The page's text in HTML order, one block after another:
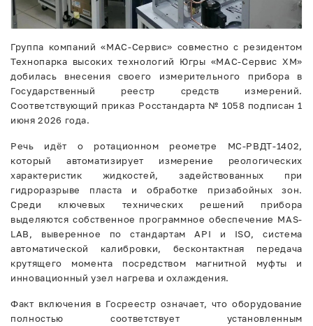
Группа компаний «МАС-Сервис» совместно с резидентом
Технопарка высоких технологий Югры «МАС-Сервис ХМ»
добилась внесения своего измерительного прибора в
Государственный реестр средств измерений.
Соответствующий приказ Росстандарта № 1058 подписан 1
июня 2026 года.
Речь идёт о ротационном реометре МС-РВДТ-1402,
который автоматизирует измерение реологических
характеристик жидкостей, задействованных при
гидроразрыве пласта и обработке призабойных зон.
Среди ключевых технических решений прибора
выделяются собственное программное обеспечение MAS-
LAB, выверенное по стандартам API и ISO, система
автоматической калибровки, бесконтактная передача
крутящего момента посредством магнитной муфты и
инновационный узел нагрева и охлаждения.
Факт включения в Госреестр означает, что оборудование
полностью соответствует установленным